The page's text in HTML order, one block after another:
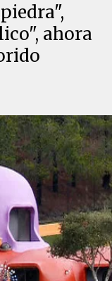
ahora